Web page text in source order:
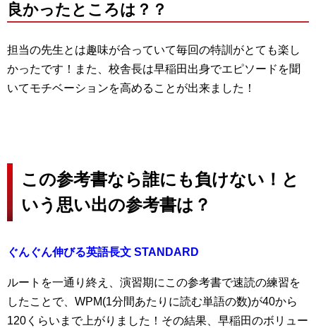
良かったところは？？
担当の先生とは趣味が合っていて毎回の特訓がとても楽し
かったです！また、校舎長は早稲田出身でエピソードを聞
いてモチベーションを高めることが出来ました！
この参考書なら誰にも負けない！と
いう思い出の参考書は？
ぐんぐん伸びる英語長文 STANDARD
ルートを一通り終え、演習期にこの参考書で速読の練習を
したことで、WPM(1分間あたりに読む単語の数)が40から
120くらいまで上がりました！その結果、早稲田のボリュー